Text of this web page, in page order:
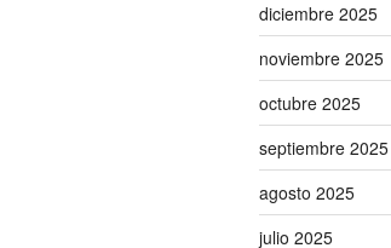
diciembre 2025
noviembre 2025
octubre 2025
septiembre 2025
agosto 2025
julio 2025